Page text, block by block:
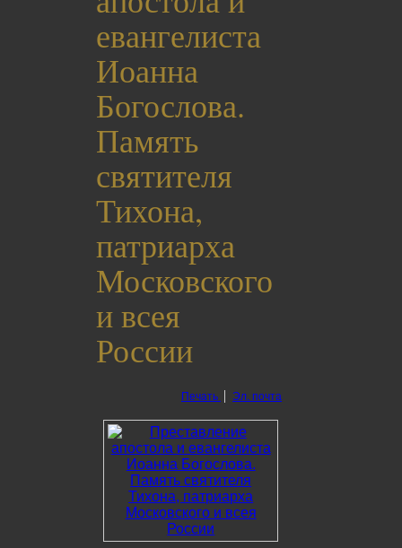
евангелиста
Иоанна
Богослова.
Память
святителя
Тихона,
патриарха
Московского
и всея
России
Печать Эл. почта